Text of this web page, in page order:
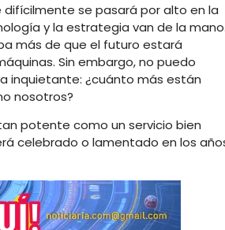
difícilmente se pasará por alto en la
y la estrategia van de la
más de que el futuro estará
Sin embargo, no puedo
inquietante: ¿cuánto más están
nosotros?
potente como un servicio bien
celebrado o lamentado en los